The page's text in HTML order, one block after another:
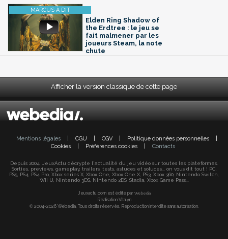
Elden Ring Shadow of
the Erdtree : le jeu se
fait malmener par les
joueurs Steam, la note
chute
Afficher la version classique de cette page
Mentions légales CGU CGV Politique données personnelles
Cookies
Préférences cookies Contacts
Depuis 2004, JeuxActu décrypte l'actualité du jeu vidéo sur toutes les plateformes.
Sorties, previews, gameplay, trailers, tests, astuces et soluces... on vous dit tout ! PC,
PS5, PS4, PS4 Pro, Xbox series X, Xbox One, Xbox One X, PS3, Xbox 360, Nintendo Switch,
Wii U, Nintendo 3DS, Nintendo 2DS, Stadia, Xbox Game Pass...
Jeuxactu.com est édité par Webedia
Réalisation Vitalyn
© 2004-2026 Webedia. Tous droits réservés. Reproduction interdite sans autorisation.